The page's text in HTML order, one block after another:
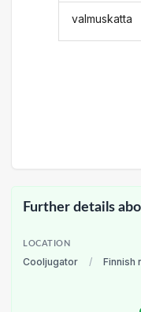
valmuskatta
Further details
LOCATION
Cooljugator / Finnish